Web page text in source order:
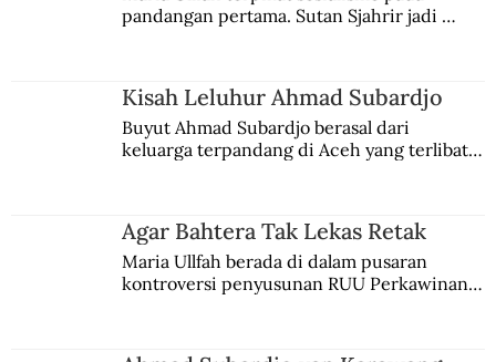
pandangan pertama. Sutan Sjahrir jadi
Kisah Leluhur Ahmad Subardjo
Buyut Ahmad Subardjo berasal dari
keluarga terpandang di Aceh yang terlibat
Agar Bahtera Tak Lekas Retak
Maria Ullfah berada di dalam pusaran
kontroversi penyusunan RUU Perkawinan.